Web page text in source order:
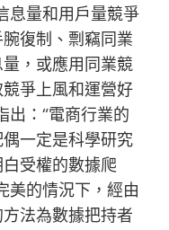
息量和用戶量競爭
復制、剽竊同業
，或應用同業競
爭上風和運營好
出：“電商行業的
一定是科學研究
受權的數據爬
美的情況下，經由
法為數據把持者